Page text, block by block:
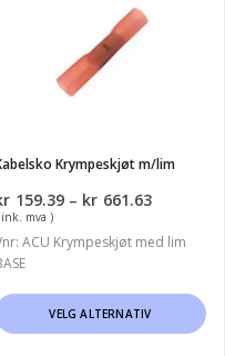
Krympeskjøt m/lim
159.39 – kr 661.63
til
mva )
ACU Krympeskjøt med lim
VELG ALTERNATIV